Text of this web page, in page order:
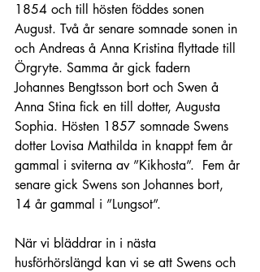
1854 och till hösten föddes sonen
August. Två år senare somnade sonen in
och Andreas å Anna Kristina flyttade till
Örgryte. Samma år gick fadern
Johannes Bengtsson bort och Swen å
Anna Stina fick en till dotter, Augusta
Sophia. Hösten 1857 somnade Swens
dotter Lovisa Mathilda in knappt fem år
gammal i sviterna av ”Kikhosta”.  Fem år
senare gick Swens son Johannes bort,
14 år gammal i ”Lungsot”.
När vi bläddrar in i nästa
husförhörslängd kan vi se att Swens och